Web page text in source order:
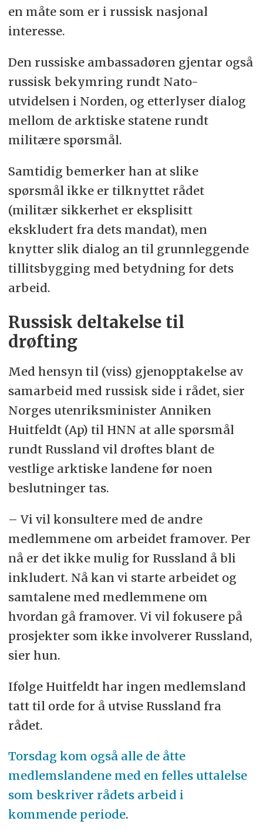
en måte som er i russisk nasjonal
interesse.
Den russiske ambassadøren gjentar også
russisk bekymring rundt Nato-
utvidelsen i Norden, og etterlyser dialog
mellom de arktiske statene rundt
militære spørsmål.
Samtidig bemerker han at slike
spørsmål ikke er tilknyttet rådet
(militær sikkerhet er eksplisitt
ekskludert fra dets mandat), men
knytter slik dialog an til grunnleggende
tillitsbygging med betydning for dets
arbeid.
Russisk deltakelse til
drøfting
Med hensyn til (viss) gjenopptakelse av
samarbeid med russisk side i rådet, sier
Norges utenriksminister Anniken
Huitfeldt (Ap) til HNN at alle spørsmål
rundt Russland vil drøftes blant de
vestlige arktiske landene før noen
beslutninger tas.
– Vi vil konsultere med de andre
medlemmene om arbeidet framover. Per
nå er det ikke mulig for Russland å bli
inkludert. Nå kan vi starte arbeidet og
samtalene med medlemmene om
hvordan gå framover. Vi vil fokusere på
prosjekter som ikke involverer Russland,
sier hun.
Ifølge Huitfeldt har ingen medlemsland
tatt til orde for å utvise Russland fra
rådet.
Torsdag kom også alle de åtte
medlemslandene med en felles uttalelse
som beskriver rådets arbeid i
kommende periode.